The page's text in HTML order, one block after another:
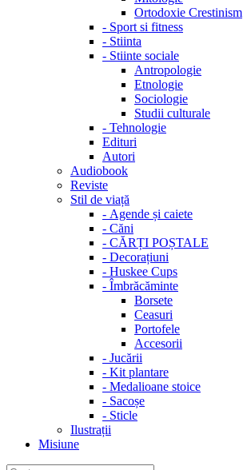
Ortodoxie Crestinism
- Sport si fitness
- Stiinta
- Stiinte sociale
Antropologie
Etnologie
Sociologie
Studii culturale
- Tehnologie
Edituri
Autori
Audiobook
Reviste
Stil de viață
- Agende și caiete
- Căni
- CĂRȚI POȘTALE
- Decorațiuni
- Huskee Cups
- Îmbrăcăminte
Borsete
Ceasuri
Portofele
Accesorii
- Jucării
- Kit plantare
- Medalioane stoice
- Sacoșe
- Sticle
Ilustrații
Misiune